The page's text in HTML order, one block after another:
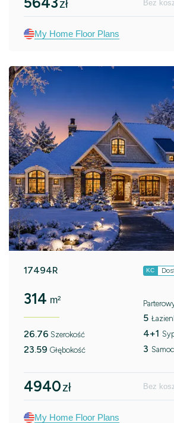
zł Bez
My Home Floor Plans
17494R KC
314 m²
26.76 Szerokość
23.59 Głębokość
5
4+1
3
4940zł Bez
My Home Floor Plans